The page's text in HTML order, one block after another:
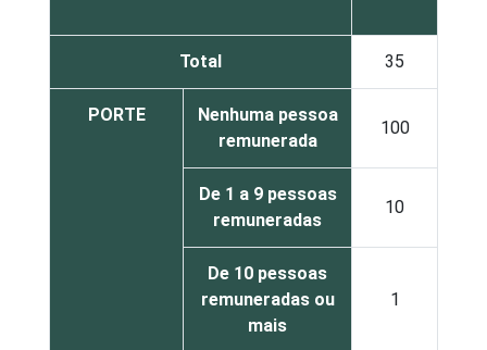
Total 35
PORTE
Nenhuma pessoa
remunerada
100
De 1 a 9 pessoas
remuneradas
10
De 10 pessoas
remuneradas ou
mais
1